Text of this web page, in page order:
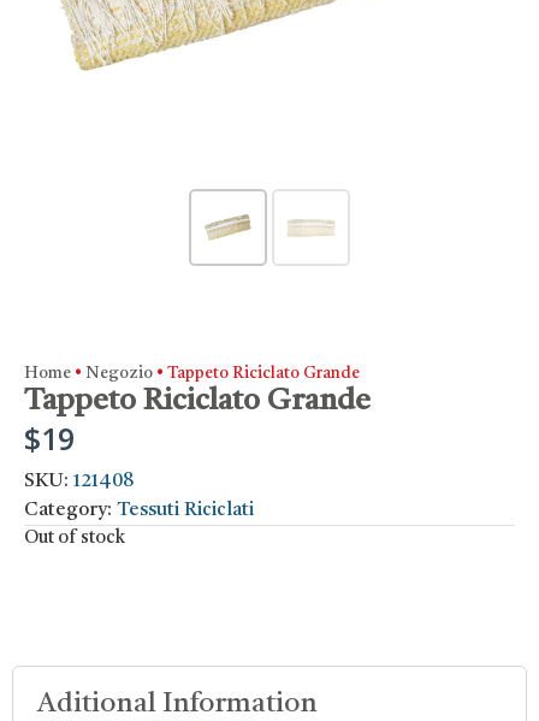
Home • Negozio • Tappeto Riciclato Grande
Tappeto Riciclato Grande
$19
SKU: 121408
Category: Tessuti Riciclati
Out of stock
Aditional Information